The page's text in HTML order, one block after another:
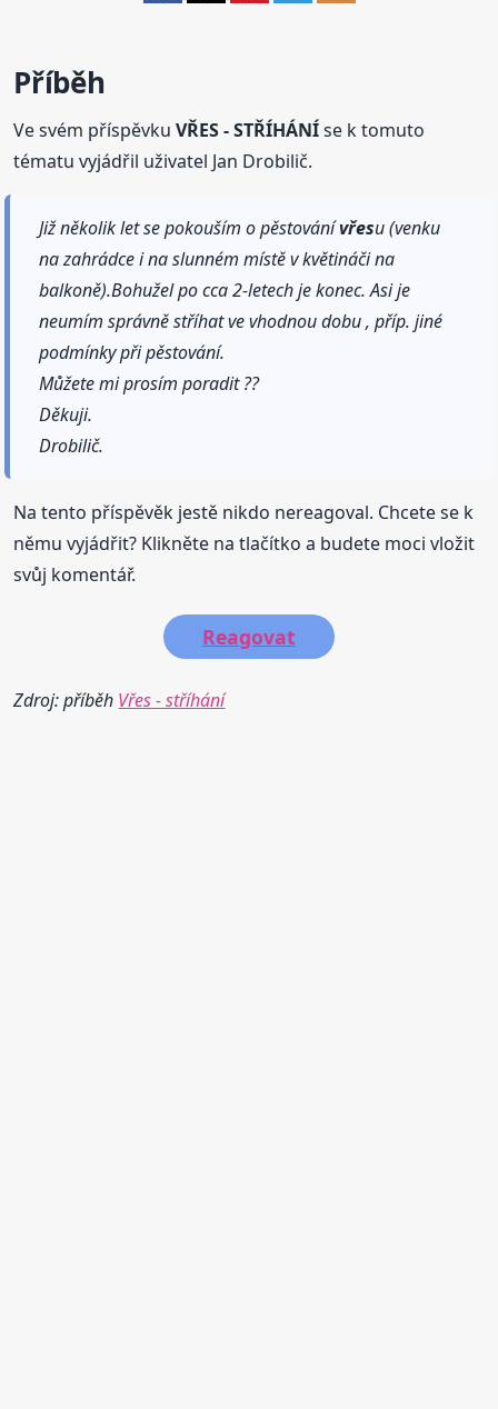
Příběh
Ve svém příspěvkuVŘES - STŘÍHÁNÍse k tomuto
tématu vyjádřil uživatel Jan Drobilič.
Již několik let se pokouším o pěstovánívřesu (venku
na zahrádce i na slunném místě v květináči na
balkoně).Bohužel po cca 2-letech je konec. Asi je
neumím správně stříhat ve vhodnou dobu , příp. jiné
podmínky při pěstování.
Můžete mi prosím poradit ??
Děkuji.
Drobilič.
Na tento příspěvěk jestě nikdo nereagoval. Chcete se k
němu vyjádřit? Klikněte na tlačítko a budete moci vložit
svůj komentář.
Reagovat
Zdroj: příběh Vřes - stříhání